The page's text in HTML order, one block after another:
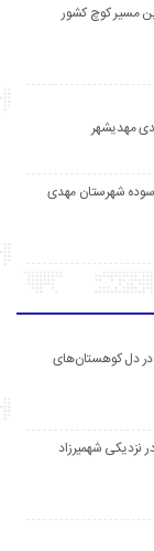
مسیر کوچ کشور
فرسوده شهرستان مهدی
در دل کوهستان‌های
نزدیکی شهمیرزاد